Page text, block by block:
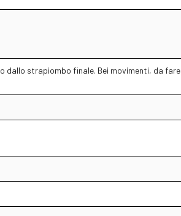
dallo strapiombo finale. Bei movimenti, da fare